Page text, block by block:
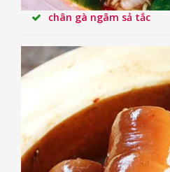
chân gà ngâm sả tắc